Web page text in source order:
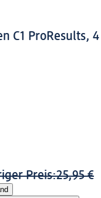
C1 ProResults, 4
Preis:25,95 €